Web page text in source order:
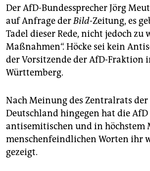
Der AfD-Bundessprecher Jörg
auf Anfrage derBild-Zeitung, es
Tadel dieser Rede, nicht jedoch zu
Maßnahmen“. Höcke sei kein
der Vorsitzende der AfD-Fraktion
Württemberg.
Nach Meinung des Zentralrats der
Deutschland hingegen hat die
antisemitischen und in höchstem
menschenfeindlichen Worten ihr
gezeigt.